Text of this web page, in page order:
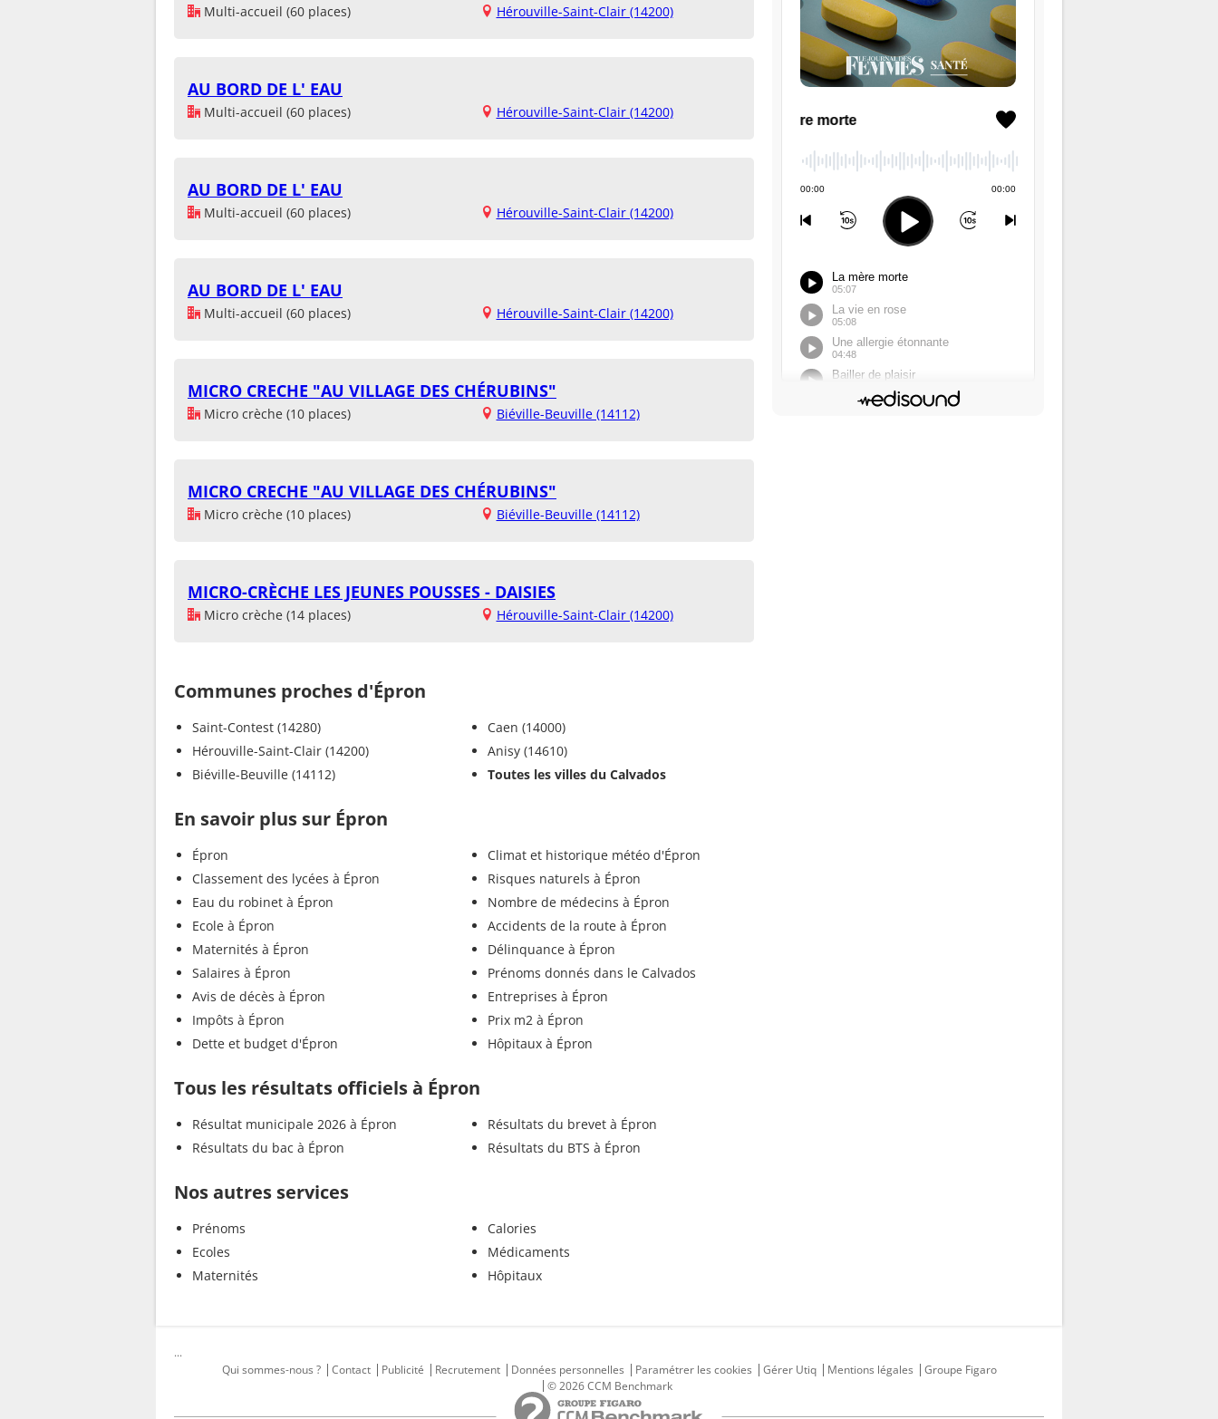
Multi-accueil (60 places) Hérouville-Saint-Clair (14200)
AU BORD DE L' EAU
Multi-accueil (60 places) Hérouville-Saint-Clair (14200)
AU BORD DE L' EAU
Multi-accueil (60 places) Hérouville-Saint-Clair (14200)
AU BORD DE L' EAU
Multi-accueil (60 places) Hérouville-Saint-Clair (14200)
MICRO CRECHE "AU VILLAGE DES CHÉRUBINS"
Micro crèche (10 places) Biéville-Beuville (14112)
MICRO CRECHE "AU VILLAGE DES CHÉRUBINS"
Micro crèche (10 places) Biéville-Beuville (14112)
MICRO-CRÈCHE LES JEUNES POUSSES - DAISIES
Micro crèche (14 places) Hérouville-Saint-Clair (14200)
Communes proches d'Épron
Saint-Contest (14280)
Hérouville-Saint-Clair (14200)
Biéville-Beuville (14112)
Caen (14000)
Anisy (14610)
Toutes les villes du Calvados
En savoir plus sur Épron
Épron
Classement des lycées à Épron
Eau du robinet à Épron
Ecole à Épron
Maternités à Épron
Salaires à Épron
Avis de décès à Épron
Impôts à Épron
Dette et budget d'Épron
Climat et historique météo d'Épron
Risques naturels à Épron
Nombre de médecins à Épron
Accidents de la route à Épron
Délinquance à Épron
Prénoms donnés dans le Calvados
Entreprises à Épron
Prix m2 à Épron
Hôpitaux à Épron
Tous les résultats officiels à Épron
Résultat municipale 2026 à Épron
Résultats du bac à Épron
Résultats du brevet à Épron
Résultats du BTS à Épron
Nos autres services
Prénoms
Ecoles
Maternités
Calories
Médicaments
Hôpitaux
...
Qui sommes-nous ?
Contact Publicité Recrutement Données personnelles Paramétrer les cookies Gérer Utiq Mentions légales
Groupe Figaro
© 2026 CCM Benchmark